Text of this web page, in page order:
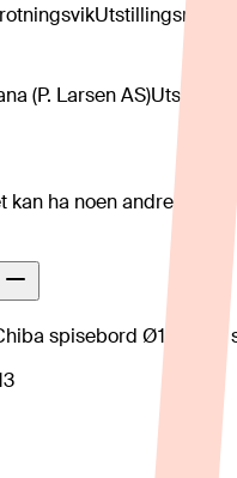
(P. Larsen AS)
kan ha noen andre
spisebord Ø120 cm,